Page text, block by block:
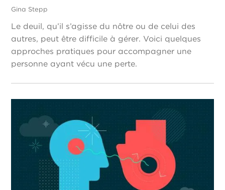
Gina Stepp
Le deuil, qu’il s’agisse du nôtre ou de celui des
autres, peut être difficile à gérer. Voici quelques
approches pratiques pour accompagner une
personne ayant vécu une perte.